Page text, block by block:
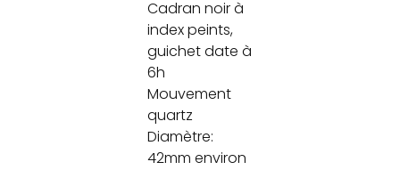
Cadran noir à
index peints,
guichet date à
6h
Mouvement
quartz
Diamètre:
42mm environ